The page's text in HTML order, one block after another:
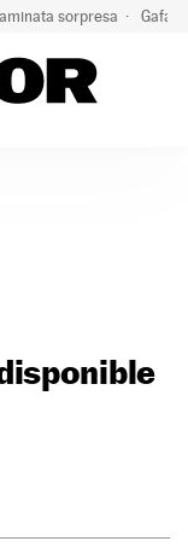
sorpresa Gafas